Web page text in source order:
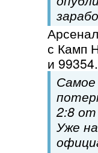
с Камп
и 99354.
Самое
2:8
Уже